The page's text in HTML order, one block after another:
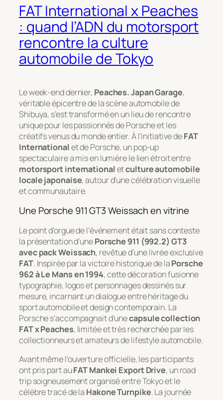
FAT International x Peaches
: quand l’ADN du motorsport
rencontre la culture
automobile de Tokyo
Le week-end dernier, Peaches. Japan Garage,
véritable épicentre de la scène automobile de
Shibuya, s’est transformé en un lieu de rencontre
unique pour les passionnés de Porsche et les
créatifs venus du monde entier. À l’initiative deFAT
Internationalet de Porsche, un pop-up
spectaculaire a mis en lumière le lien étroit entre
motorsport internationaletculture automobile
locale japonaise, autour d’une célébration visuelle
et communautaire.
Une Porsche 911 GT3 Weissach en vitrine
Le point d’orgue de l’événement était sans conteste
la présentation d’unePorsche 911 (992.2) GT3
avec pack Weissach, revêtue d’une livrée exclusive
FAT. Inspirée par la victoire historique de laPorsche
962 à Le Mans en 1994, cette décoration fusionne
typographie, logos et personnages dessinés sur
mesure, incarnant un dialogue entre héritage du
sport automobile et design contemporain. La
Porsche s’accompagnait d’unecapsule collection
FAT x Peaches, limitée et très recherchée par les
collectionneurs et amateurs de lifestyle automobile.
Avant même l’ouverture officielle, les participants
ont pris part auFAT Mankei Export Drive, un road
trip soigneusement organisé entre Tokyo et le
célèbre tracé de la Hakone Turnpike. La journée